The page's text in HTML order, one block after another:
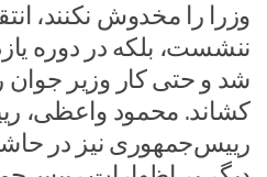
وزرا را مخدوش نکنند،
ننشست، بلکه در دوره
شد و حتی کار وزیر جوان
کشاند. محمود واعظی،
رییس‌جمهوری نیز در